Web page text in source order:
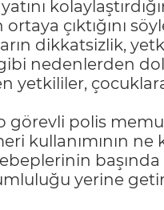
çıktığını
dikkatsizlik,
nedenlerden
yetkililer,
polis
kullanımının ne
yerine